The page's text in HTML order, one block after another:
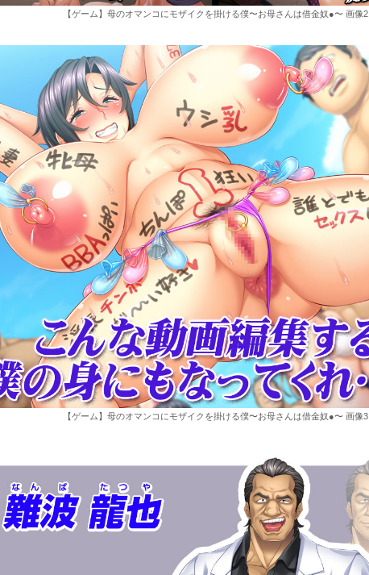
【ゲーム】母のオマンコにモザイクを掛ける僕〜お母さんは借金奴●〜 画像2
【ゲーム】母のオマンコにモザイクを掛ける僕〜お母さんは借金奴●〜 画像3